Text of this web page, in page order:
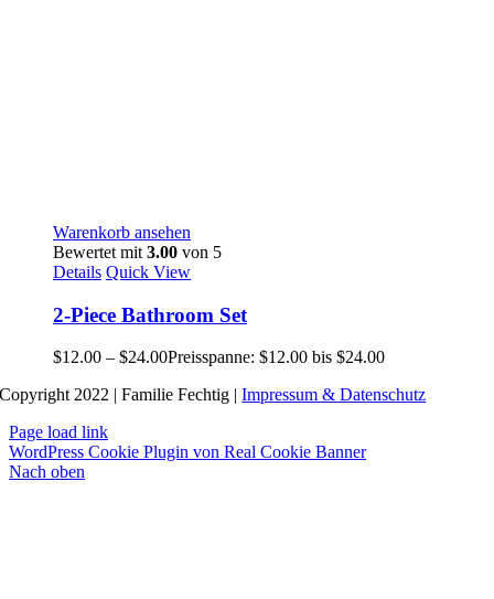
Warenkorb ansehen
Bewertet mit 3.00 von 5
Details Quick View
2-Piece Bathroom Set
$12.00 – $24.00Preisspanne: $12.00 bis $24.00
Copyright 2022 | Familie Fechtig |Impressum & Datenschutz
Page load link
WordPress Cookie Plugin von Real Cookie Banner
Nach oben